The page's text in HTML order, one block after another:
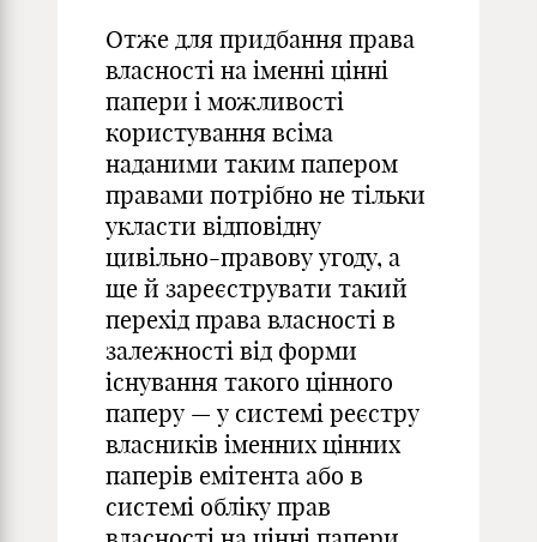
Отже для придбання права
власності на іменні цінні
папери і можливості
користування всіма
наданими таким папером
правами потрібно не тільки
укласти відповідну
цивільно-правову угоду, а
ще й зареєструвати такий
перехід права власності в
залежності від форми
існування такого цінного
паперу — у системі реєстру
власників іменних цінних
паперів емітента або в
системі обліку прав